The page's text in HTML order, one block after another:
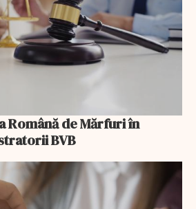
Română de Mărfuri în
BVB